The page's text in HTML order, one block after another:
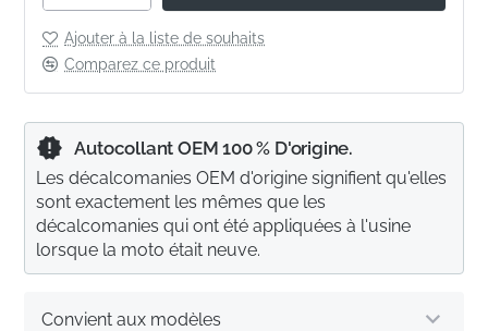
Ajouter à la liste de souhaits
Comparez ce produit
Convient aux modèles
Autocollant OEM 100 % D'origine.
Les décalcomanies OEM d'origine signifient qu'elles
sont exactement les mêmes que les
décalcomanies qui ont été appliquées à l'usine
lorsque la moto était neuve.